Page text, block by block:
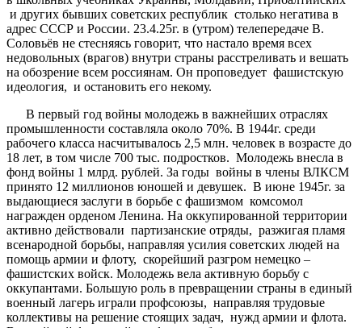
и других бывших советских республик столько негатива в
адрес СССР и России. 23.4.25г. в (утром) телепередаче В.
Соловьёв не стесняясь говорит, что настало время всех
недовольных (врагов) внутри страны расстреливать и вешать
на обозрение всем россиянам. Он проповедует фашистскую
идеология, и остановить его некому.
В первый год войны молодежь в важнейших отраслях
промышленности составляла около 70%. В 1944г. среди
рабочего класса насчитывалось 2,5 млн. человек в возрасте до
18 лет, в том числе 700 тыс. подростков. Молодежь внесла в
фонд войны 1 млрд. рублей. За годы войны в члены ВЛКСМ
принято 12 миллионов юношей и девушек. В июне 1945г. за
выдающиеся заслуги в борьбе с фашизмом комсомол
награжден орденом Ленина. На оккупированной территории
активно действовали партизанские отряды, разжигая пламя
всенародной борьбы, направляя усилия советских людей на
помощь армии и флоту, скорейший разгром немецко –
фашистских войск. Молодежь вела активную борьбу с
оккупантами. Большую роль в превращении страны в единый
военный лагерь играли профсоюзы, направляя трудовые
коллективы на решение стоящих задач, нужд армии и флота.